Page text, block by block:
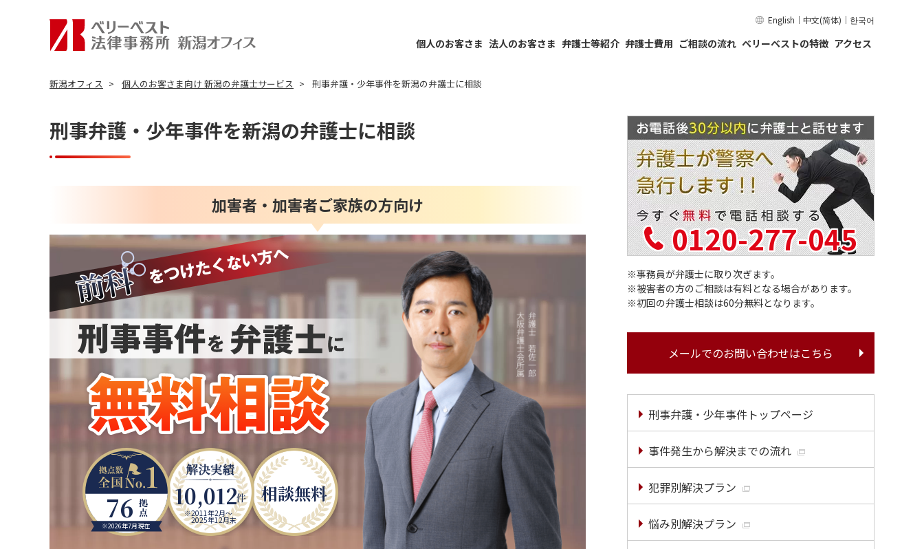
English ｜ 中文(简体) ｜ 한국어
個人のお客さま 法人のお客さま 弁護士等紹介 弁護士費用 ご相談の流れ ベリーベストの特徴 アクセス
新潟オフィス 個人のお客さま向け 新潟の弁護士サービス 刑事弁護・少年事件を新潟の弁護士に相談
刑事弁護・少年事件を新潟の弁護士に相談
加害者・加害者ご家族の方向け
76
※2026年7月現在
10,012
2011年2月～
2025年12月末
相談無料
0120-277-045
事務員が弁護士に取り次ぎます。
被害者の方のご相談は有料となる場合があります。
初回の弁護士相談は60分無料となります。
メールでのお問い合わせはこちら
刑事弁護・少年事件トップページ
事件発生から解決までの流れ
犯罪別解決プラン
悩み別解決プラン